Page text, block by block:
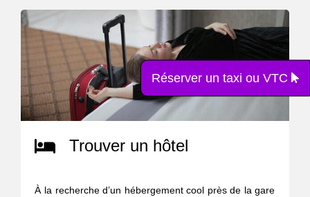
Trouver un hôtel
À la recherche d’un hébergement cool près de la gare
Réserver un taxi ou VTC